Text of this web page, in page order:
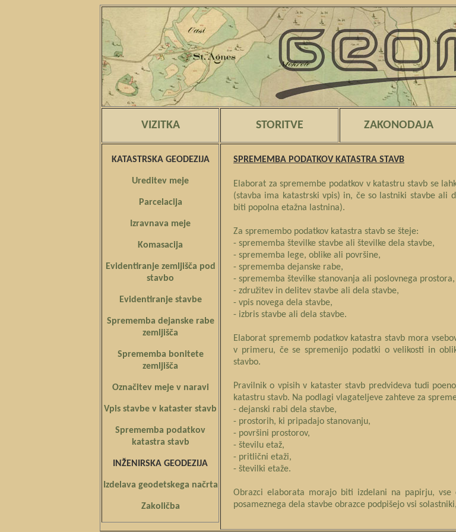
VIZITKA STORITVE ZAKONODAJA
KATASTRSKA GEODEZIJA
Ureditev meje
Parcelacija
Izravnava meje
Komasacija
Evidentiranje zemljišča pod
stavbo
Evidentiranje stavbe
Sprememba dejanske rabe
zemljišča
Sprememba bonitete
zemljišča
Označitev meje v naravi
Vpis stavbe v kataster stavb
Sprememba podatkov
katastra stavb
INŽENIRSKA GEODEZIJA
Izdelava geodetskega načrta
Zakoličba
SPREMEMBA PODATKOV KATASTRA STAVB
Elaborat za spremembe podatkov v katastru stavb se
(stavba ima katastrski vpis) in, če so lastniki stavbe ali
biti popolna etažna lastnina).
Za spremembo podatkov katastra stavb se šteje:
- sprememba številke stavbe ali številke dela stavbe,
- sprememba lege, oblike ali površine,
- sprememba dejanske rabe,
- sprememba številke stanovanja ali poslovnega prostora,
- združitev in delitev stavbe ali dela stavbe,
- vpis novega dela stavbe,
- izbris stavbe ali dela stavbe.
Elaborat sprememb podatkov katastra stavb mora
v primeru, če se spremenijo podatki o velikosti in
stavbo.
Pravilnik o vpisih v kataster stavb predvideva tudi
katastru stavb. Na podlagi vlagateljeve zahteve za
- dejanski rabi dela stavbe,
- prostorih, ki pripadajo stanovanju,
- površini prostorov,
- številu etaž,
- pritlični etaži,
- številki etaže.
Obrazci elaborata morajo biti izdelani na papirju,
posameznega dela stavbe obrazce podpišejo vsi